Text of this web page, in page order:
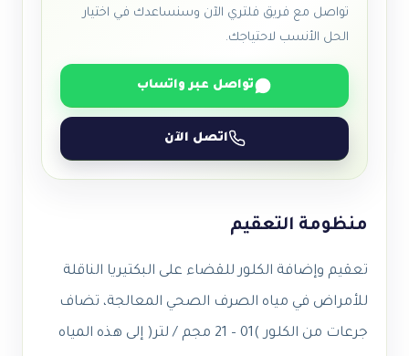
تواصل مع فريق فلتري الآن وسنساعدك في اختيار
الحل الأنسب لاحتياجك.
تواصل عبر واتساب
اتصل الآن
منظومة التعقيم
تعقيم وإضافة الكلور للقضاء على البكتيريا الناقلة
للأمراض في مياه الصرف الصحي المعالجة، تضاف
جرعات من الكلور )01 – 21 مجم / لتر( إلى هذه المياه